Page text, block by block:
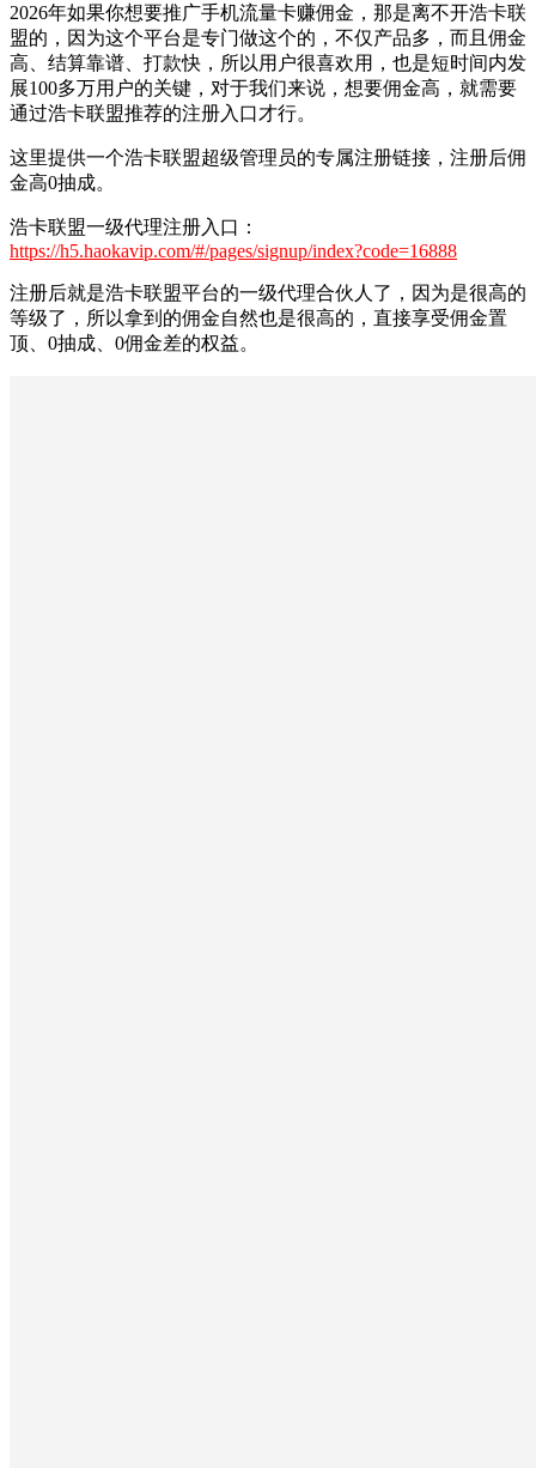
2026年如果你想要推广手机流量卡赚佣金，那是离不开浩卡联
盟的，因为这个平台是专门做这个的，不仅产品多，而且佣金
高、结算靠谱、打款快，所以用户很喜欢用，也是短时间内发
展100多万用户的关键，对于我们来说，想要佣金高，就需要
通过浩卡联盟推荐的注册入口才行。
这里提供一个浩卡联盟超级管理员的专属注册链接，注册后佣
金高0抽成。
浩卡联盟一级代理注册入口：
https://h5.haokavip.com/#/pages/signup/index?code=16888
注册后就是浩卡联盟平台的一级代理合伙人了，因为是很高的
等级了，所以拿到的佣金自然也是很高的，直接享受佣金置
顶、0抽成、0佣金差的权益。